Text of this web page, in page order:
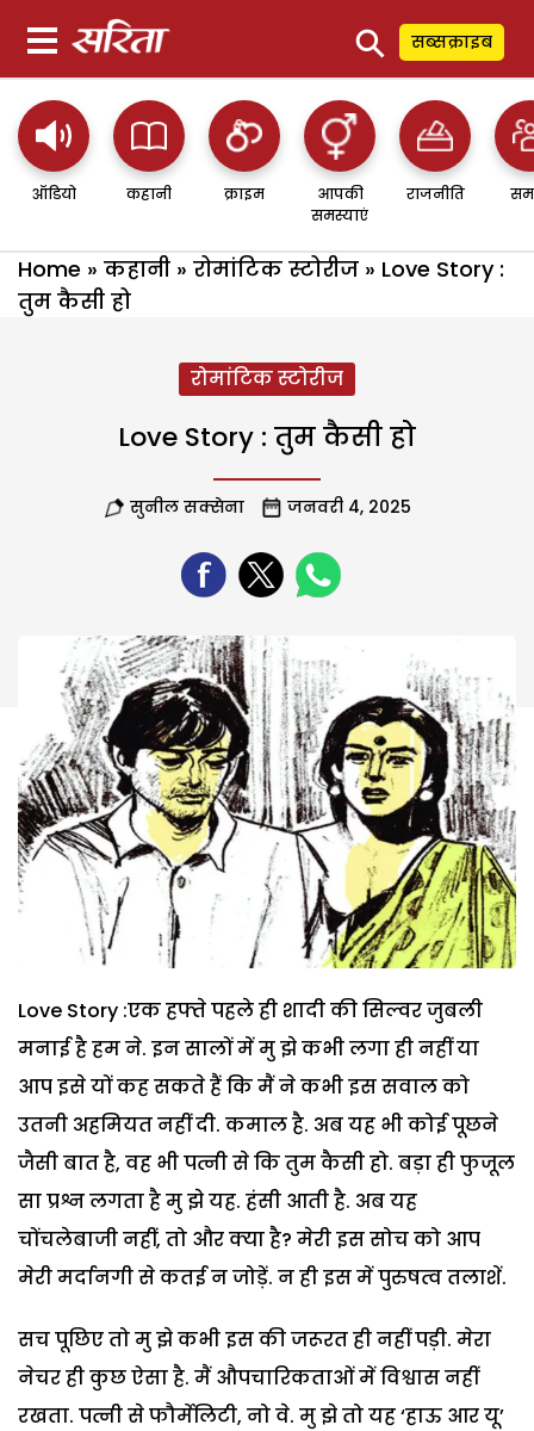
⚲ सब्सक्राइब
ऑडियो कहानी क्राइम
आपकी
समस्याएं
राजनीति
Home » कहानी » रोमांटिक स्टोरीज » Love Story :
तुम कैसी हो
रोमांटिक स्टोरीज
Love Story : तुम कैसी हो
सुनील सक्सेना जनवरी 4, 2025
Love Story :एक हफ्ते पहले ही शादी की सिल्वर जुबली
मनाई है हम ने. इन सालों में मु झे कभी लगा ही नहीं या
आप इसे यों कह सकते हैं कि मैं ने कभी इस सवाल को
उतनी अहमियत नहीं दी. कमाल है. अब यह भी कोई पूछने
जैसी बात है, वह भी पत्नी से कि तुम कैसी हो. बड़ा ही फुजूल
सा प्रश्न लगता है मु झे यह. हंसी आती है. अब यह
चोंचलेबाजी नहीं, तो और क्या है? मेरी इस सोच को आप
मेरी मर्दानगी से कतई न जोड़ें. न ही इस में पुरुषत्व तलाशें.
सच पूछिए तो मु झे कभी इस की जरूरत ही नहीं पड़ी. मेरा
नेचर ही कुछ ऐसा है. मैं औपचारिकताओं में विश्वास नहीं
रखता. पत्नी से फौर्मेलिटी, नो वे. मु झे तो यह ‘हाऊ आर यू’